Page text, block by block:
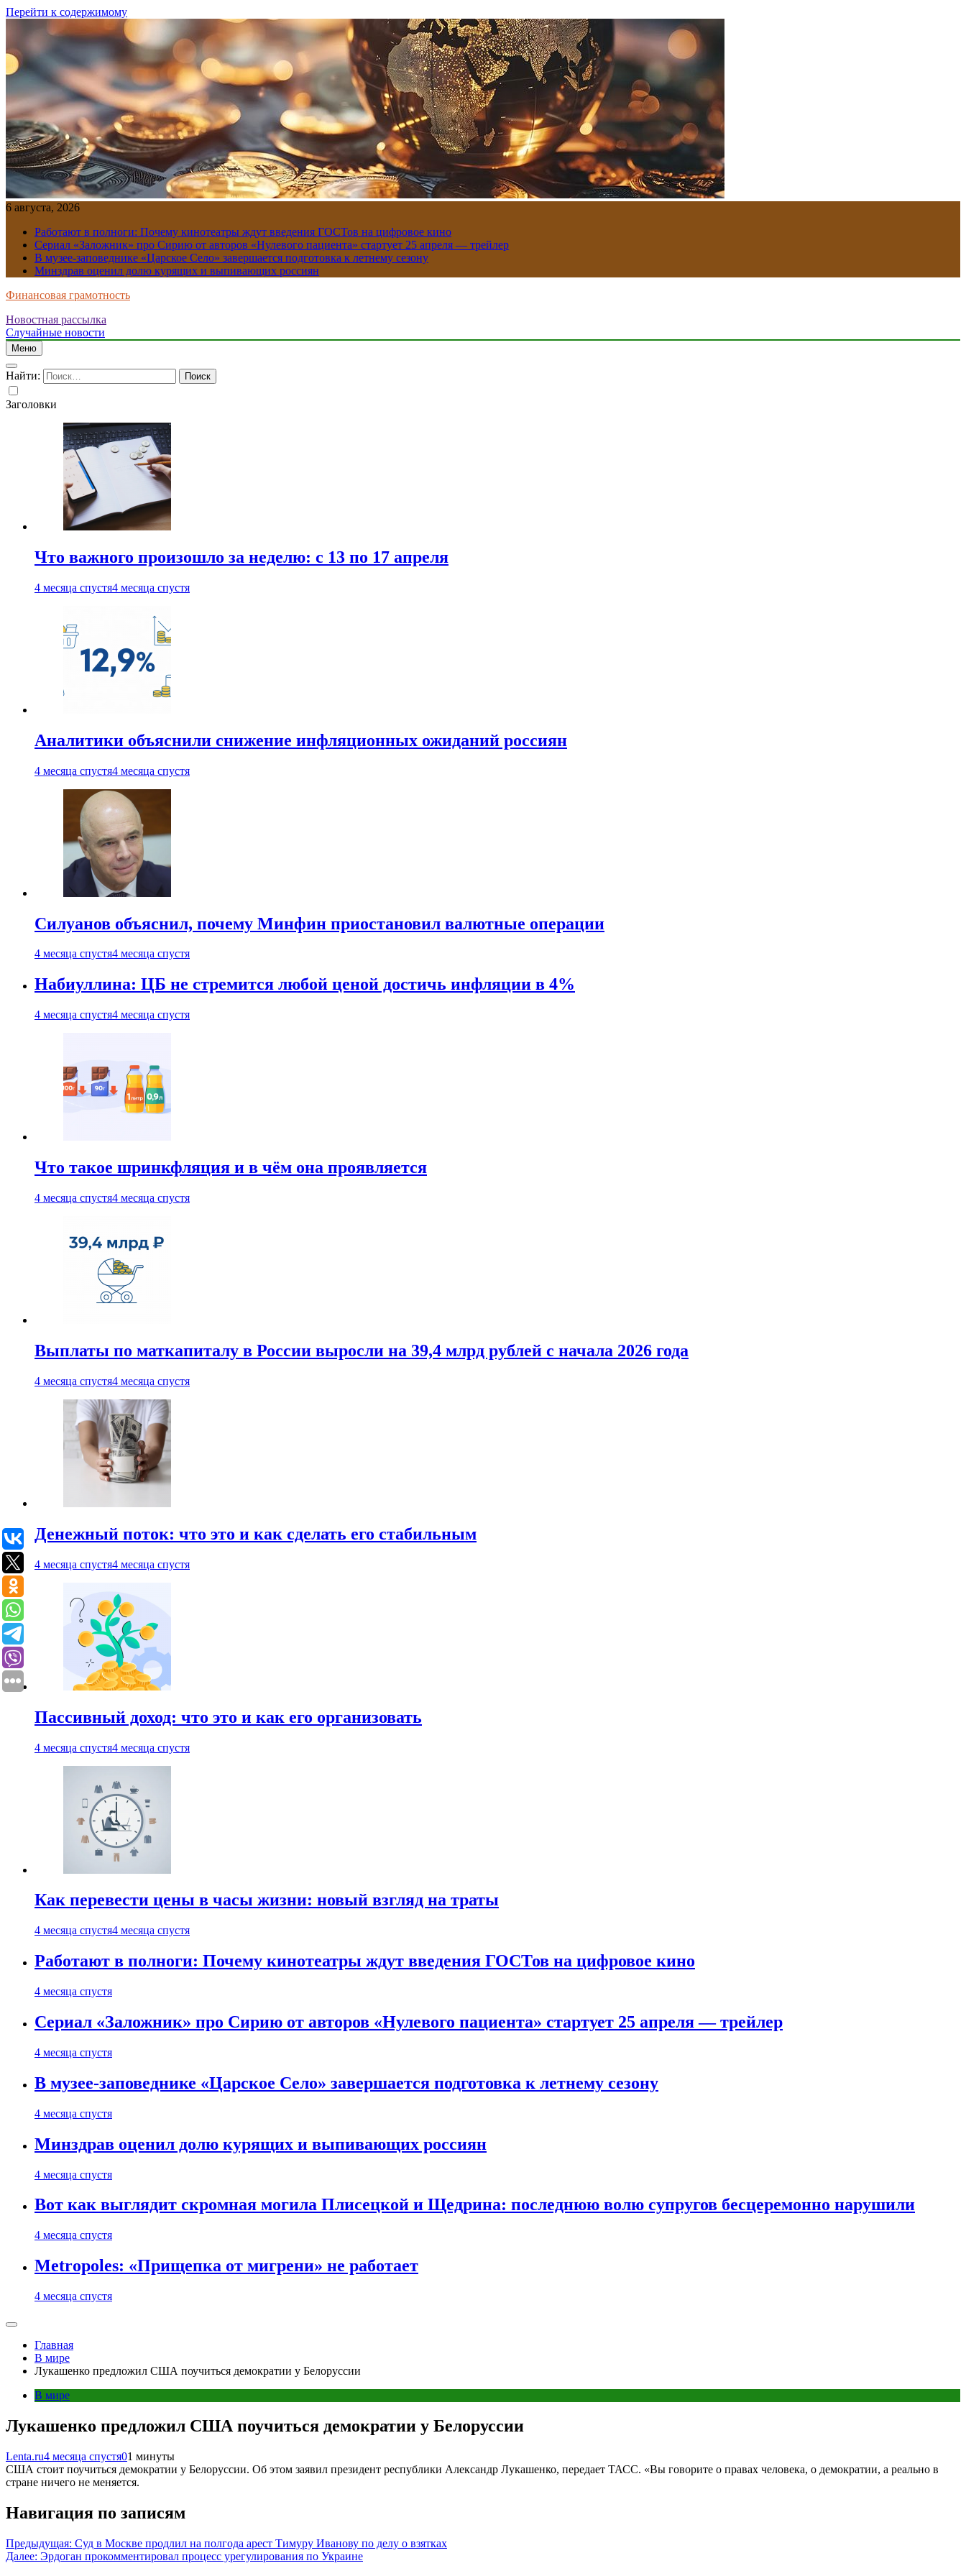
Перейти к содержимому
6 августа, 2026
Работают в полноги: Почему кинотеатры ждут введения ГОСТов на цифровое кино
Сериал «Заложник» про Сирию от авторов «Нулевого пациента» стартует 25 апреля — трейлер
В музее-заповеднике «Царское Село» завершается подготовка к летнему сезону
Минздрав оценил долю курящих и выпивающих россиян
Финансовая грамотность
Новостная рассылка
Случайные новости
Меню
Найти:
Заголовки
Что важного произошло за неделю: с 13 по 17 апреля
4 месяца спустя4 месяца спустя
Аналитики объяснили снижение инфляционных ожиданий россиян
4 месяца спустя4 месяца спустя
Силуанов объяснил, почему Минфин приостановил валютные операции
4 месяца спустя4 месяца спустя
Набиуллина: ЦБ не стремится любой ценой достичь инфляции в 4%
4 месяца спустя4 месяца спустя
Что такое шринкфляция и в чём она проявляется
4 месяца спустя4 месяца спустя
Выплаты по маткапиталу в России выросли на 39,4 млрд рублей с начала 2026 года
4 месяца спустя4 месяца спустя
Денежный поток: что это и как сделать его стабильным
4 месяца спустя4 месяца спустя
Пассивный доход: что это и как его организовать
4 месяца спустя4 месяца спустя
Как перевести цены в часы жизни: новый взгляд на траты
4 месяца спустя4 месяца спустя
Работают в полноги: Почему кинотеатры ждут введения ГОСТов на цифровое кино
4 месяца спустя
Сериал «Заложник» про Сирию от авторов «Нулевого пациента» стартует 25 апреля — трейлер
4 месяца спустя
В музее-заповеднике «Царское Село» завершается подготовка к летнему сезону
4 месяца спустя
Минздрав оценил долю курящих и выпивающих россиян
4 месяца спустя
Вот как выглядит скромная могила Плисецкой и Щедрина: последнюю волю супругов бесцеремонно нарушили
4 месяца спустя
Metropoles: «Прищепка от мигрени» не работает
4 месяца спустя
Главная
В мире
Лукашенко предложил США поучиться демократии у Белоруссии
В мире
Лукашенко предложил США поучиться демократии у Белоруссии
Lenta.ru4 месяца спустя01 минуты
США стоит поучиться демократии у Белоруссии. Об этом заявил президент республики Александр Лукашенко, передает ТАСС. «Вы говорите о правах человека, о демократии, а реально в
стране ничего не меняется.
Навигация по записям
Предыдущая: Суд в Москве продлил на полгода арест Тимуру Иванову по делу о взятках
Далее: Эрдоган прокомментировал процесс урегулирования по Украине